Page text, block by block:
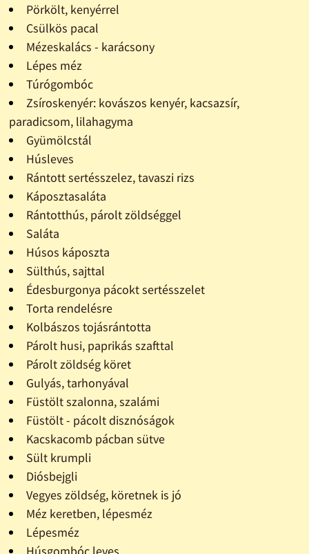
Pörkölt, kenyérrel
Csülkös pacal
Mézeskalács - karácsony
Lépes méz
Túrógombóc
Zsíroskenyér: kovászos kenyér, kacsazsír,
paradicsom, lilahagyma
Gyümölcstál
Húsleves
Rántott sertésszelez, tavaszi rizs
Káposztasaláta
Rántotthús, párolt zöldséggel
Saláta
Húsos káposzta
Sülthús, sajttal
Édesburgonya pácokt sertésszelet
Torta rendelésre
Kolbászos tojásrántotta
Párolt husi, paprikás szafttal
Párolt zöldség köret
Gulyás, tarhonyával
Füstölt szalonna, szalámi
Füstölt - pácolt disznóságok
Kacskacomb pácban sütve
Sült krumpli
Diósbejgli
Vegyes zöldség, köretnek is jó
Méz keretben, lépesméz
Lépesméz